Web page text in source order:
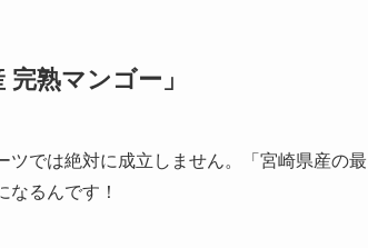
熟マンゴー」
では絶対に成立しません。「宮崎県産の最
るんです！